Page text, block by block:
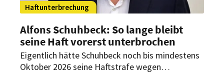
Haftunterbrechung
Alfons Schuhbeck: So lange bleibt
seine Haft vorerst unterbrochen
Eigentlich hätte Schuhbeck noch bis mindestens
Oktober 2026 seine Haftstrafe wegen